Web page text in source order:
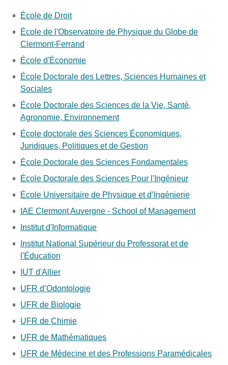
École de Droit
École de l'Observatoire de Physique du Globe de
Clermont-Ferrand
École d'Économie
École Doctorale des Lettres, Sciences Humaines et
Sociales
École Doctorale des Sciences de la Vie, Santé,
Agronomie, Environnement
École doctorale des Sciences Économiques,
Juridiques, Politiques et de Gestion
École Doctorale des Sciences Fondamentales
École Doctorale des Sciences Pour l'Ingénieur
École Universitaire de Physique et d’Ingénierie
IAE Clermont Auvergne - School of Management
Institut d'Informatique
Institut National Supérieur du Professorat et de
l'Éducation
IUT d'Allier
UFR d’Odontologie
UFR de Biologie
UFR de Chimie
UFR de Mathématiques
UFR de Médecine et des Professions Paramédicales